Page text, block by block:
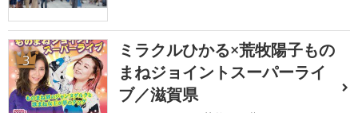
3
ミラクルひかる×荒牧陽子もの
まねジョイントスーパーライ
ブ／滋賀県